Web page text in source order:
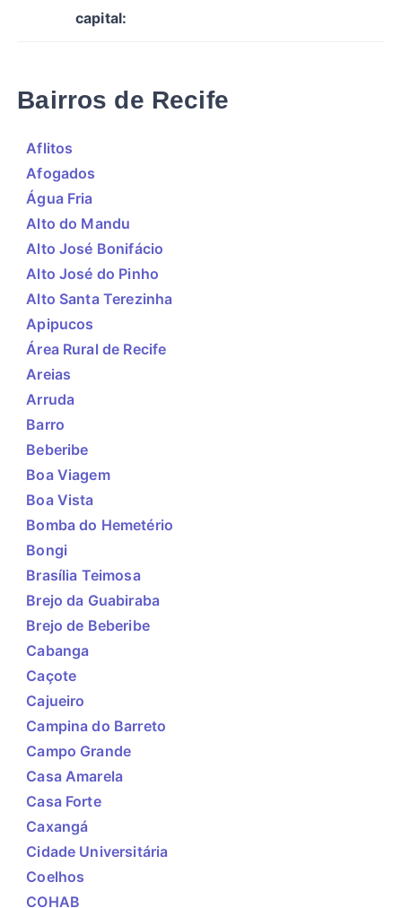
capital:
Bairros de Recife
Aflitos
Afogados
Água Fria
Alto do Mandu
Alto José Bonifácio
Alto José do Pinho
Alto Santa Terezinha
Apipucos
Área Rural de Recife
Areias
Arruda
Barro
Beberibe
Boa Viagem
Boa Vista
Bomba do Hemetério
Bongi
Brasília Teimosa
Brejo da Guabiraba
Brejo de Beberibe
Cabanga
Caçote
Cajueiro
Campina do Barreto
Campo Grande
Casa Amarela
Casa Forte
Caxangá
Cidade Universitária
Coelhos
COHAB